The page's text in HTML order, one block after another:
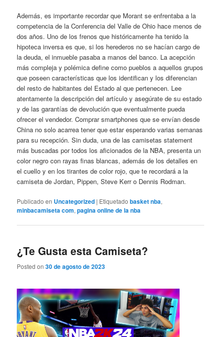
Además, es importante recordar que Morant se enfrentaba a la
competencia de la Conferencia del Valle de Ohio hace menos de
dos años. Uno de los frenos que históricamente ha tenido la
hipoteca inversa es que, si los herederos no se hacían cargo de
la deuda, el inmueble pasaba a manos del banco. La acepción
más compleja y polémica define como pueblos a aquellos grupos
que poseen características que los identifican y los diferencian
del resto de habitantes del Estado al que pertenecen. Lee
atentamente la descripción del artículo y asegúrate de su estado
y de las garantías de devolución que eventualmente pueda
ofrecer el vendedor. Comprar smartphones que se envían desde
China no solo acarrea tener que estar esperando varias semanas
para su recepción. Sin duda, una de las camisetas statement
más buscadas por todos los aficionados de la NBA, presenta un
color negro con rayas finas blancas, además de los detalles en
el cuello y en los tirantes de color rojo, que te recordará a la
camiseta de Jordan, Pippen, Steve Kerr o Dennis Rodman.
Publicado en Uncategorized | Etiquetado basket nba,
minbacamiseta com,pagina online de la nba
¿Te Gusta esta Camiseta?
Posted on30 de agosto de 2023